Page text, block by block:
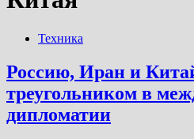
Техника
Россию, Иран и
треугольником в
дипломатии